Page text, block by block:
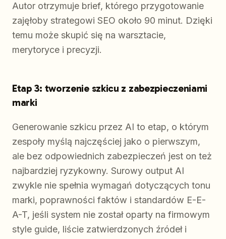
Autor otrzymuje brief, którego przygotowanie
zajęłoby strategowi SEO około 90 minut. Dzięki
temu może skupić się na warsztacie,
merytoryce i precyzji.
Etap 3: tworzenie szkicu z zabezpieczeniami
marki
Generowanie szkicu przez AI to etap, o którym
zespoły myślą najczęściej jako o pierwszym,
ale bez odpowiednich zabezpieczeń jest on też
najbardziej ryzykowny. Surowy output AI
zwykle nie spełnia wymagań dotyczących tonu
marki, poprawności faktów i standardów E-E-
A-T, jeśli system nie został oparty na firmowym
style guide, liście zatwierdzonych źródeł i